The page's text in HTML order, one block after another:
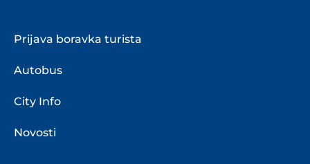
Prijava boravka turista
Autobus
City Info
Novosti